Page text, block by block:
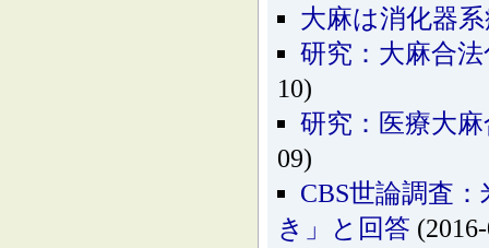
大麻は消化器
研究：大麻合
10)
研究：医療大
09)
CBS世論調査
き」と回答